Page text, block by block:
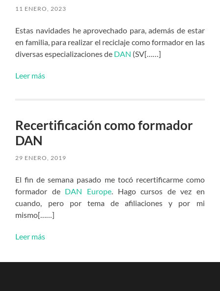
11 ENERO, 2023
Estas navidades he aprovechado para, además de estar
en familia, para realizar el reciclaje como formador en las
diversas especializaciones de DAN (SV[……]
Leer más
Recertificación como formador
DAN
29 ENERO, 2019
El fin de semana pasado me tocó recertificarme como
formador de DAN Europe. Hago cursos de vez en
cuando, pero por tema de afiliaciones y por mi
mismo[……]
Leer más